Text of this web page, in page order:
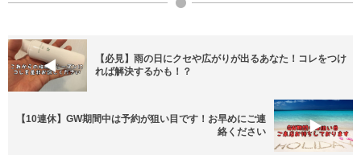
【必見】雨の日にクセや広がりが出るあなた！コレをつけ
れば解決するかも！？
【10連休】GW期間中は予約が狙い目です！お早めにご連
絡ください